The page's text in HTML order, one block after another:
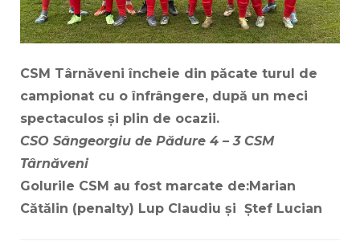
CSM Târnăveni încheie din păcate turul de
campionat cu o înfrângere, după un meci
spectaculos și plin de ocazii.
CSO Sângeorgiu de Pădure 4 – 3 CSM
Târnăveni
Golurile CSM au fost marcate de:Marian
Cătălin (penalty) Lup Claudiu și Ștef Lucian